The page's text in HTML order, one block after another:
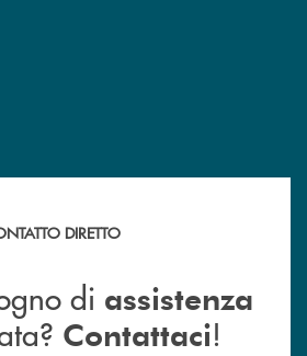
di assistenza immediata? Contattaci !
DIRETTO
di assistenza
Contattaci!